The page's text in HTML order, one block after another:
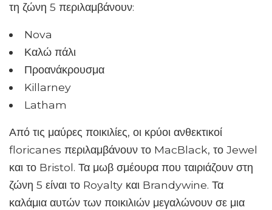
τη ζώνη 5 περιλαμβάνουν:
Nova
Καλώ πάλι
Προανάκρουσμα
Killarney
Latham
Από τις μαύρες ποικιλίες, οι κρύοι ανθεκτικοί
floricanes περιλαμβάνουν το MacBlack, το Jewel
και το Bristol. Τα μωβ σμέουρα που ταιριάζουν στη
ζώνη 5 είναι το Royalty και Brandywine. Τα
καλάμια αυτών των ποικιλιών μεγαλώνουν σε μια